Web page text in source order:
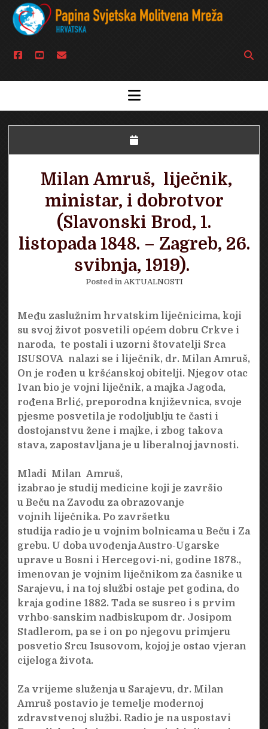
facebook
youtubeemail
Open
bar
open
menu
Milan Amruš, liječnik,
ministar, i dobrotvor
(Slavonski Brod, 1.
listopada 1848. – Zagreb, 26.
svibnja, 1919).
Posted in AKTUALNOSTI
Među zaslužnim hrvatskim liječnicima, koji
su svoj život posvetili općem dobru Crkve i
naroda, te postali i uzorni štovatelji Srca
ISUSOVA nalazi se i liječnik, dr. Milan Amruš,
On je rođen u kršćanskoj obitelji. Njegov otac
Ivan bio je vojni liječnik, a majka Jagoda,
rođena Brlić, preporodna književnica, svoje
pjesme posvetila je rodoljublju te časti i
dostojanstvu žene i majke, i zbog takova
stava, zapostavljana je u liberalnoj javnosti.
Mladi Milan Amruš,
izabrao je studij medicine koji je završio
u Beču na Zavodu za obrazovanje
vojnih liječnika. Po završetku
studija radio je u vojnim bolnicama u Beču i Za
grebu. U doba uvođenja Austro-Ugarske
uprave u Bosni i Hercegovi-ni, godine 1878.,
imenovan je vojnim liječnikom za časnike u
Sarajevu, i na toj službi ostaje pet godina, do
kraja godine 1882. Tada se susreo i s prvim
vrhbo-sanskim nadbiskupom dr. Josipom
Stadlerom, pa se i on po njegovu primjeru
posvetio Srcu Isusovom, kojoj je ostao vjeran
cijeloga života.
Za vrijeme služenja u Sarajevu, dr. Milan
Amruš postavio je temelje modernoj
zdravstvenoj službi. Radio je na uspostavi